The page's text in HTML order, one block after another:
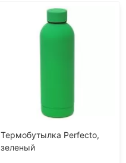
Термобутылка Perfecto,
зеленый